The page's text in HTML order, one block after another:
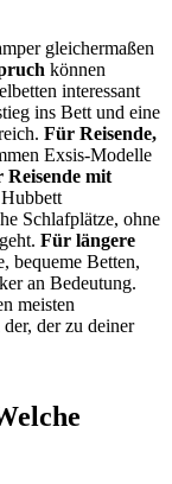
gleichermaßen
können
interessant
ins Bett und eine
Für Reisende,
Exsis-Modelle
mit
Schlafplätze, ohne
Für längere
bequeme Betten,
an Bedeutung.
meisten
der zu deiner